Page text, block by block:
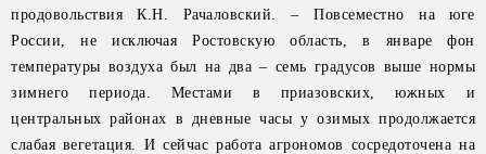
продовольствия К.Н. Рачаловский. – Повсеместно на юге
России, не исключая Ростовскую область, в январе фон
температуры воздуха был на два – семь градусов выше нормы
зимнего периода. Местами в приазовских, южных и
центральных районах в дневные часы у озимых продолжается
слабая вегетация. И сейчас работа агрономов сосредоточена на